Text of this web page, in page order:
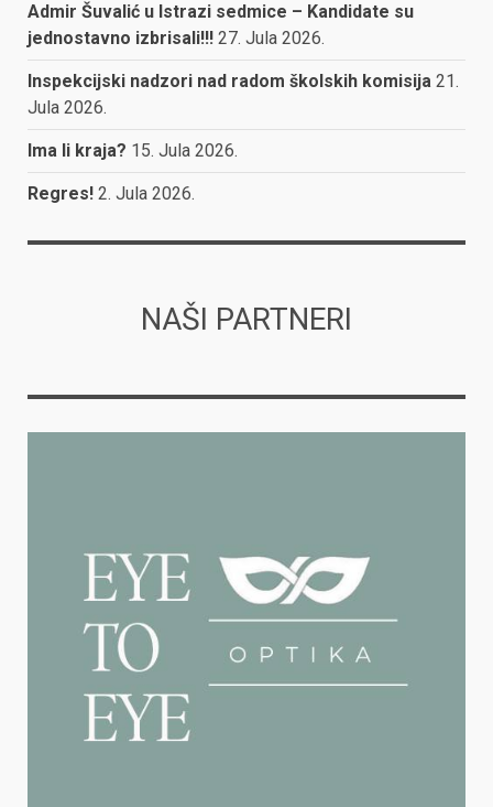
Admir Šuvalić u Istrazi sedmice – Kandidate su
jednostavno izbrisali!!! 27. Jula 2026.
Inspekcijski nadzori nad radom školskih komisija 21.
Jula 2026.
Ima li kraja? 15. Jula 2026.
Regres! 2. Jula 2026.
NAŠI PARTNERI